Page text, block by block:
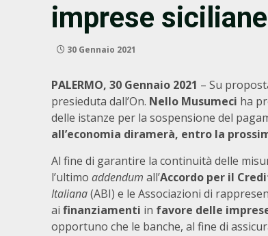
imprese
30 Gennaio 2021
PALERMO, 30 Gennaio 2021 – Su
presieduta dall’On. Nello Musumeci ha
delle istanze per la sospensione del
all’economia diramerà, entro la
Al fine di garantire la continuità delle
l’ultimo addendum all’Accordo per il
Italiana(ABI) e le Associazioni di
ai finanziamenti in favore delle
opportuno che le banche, al fine di